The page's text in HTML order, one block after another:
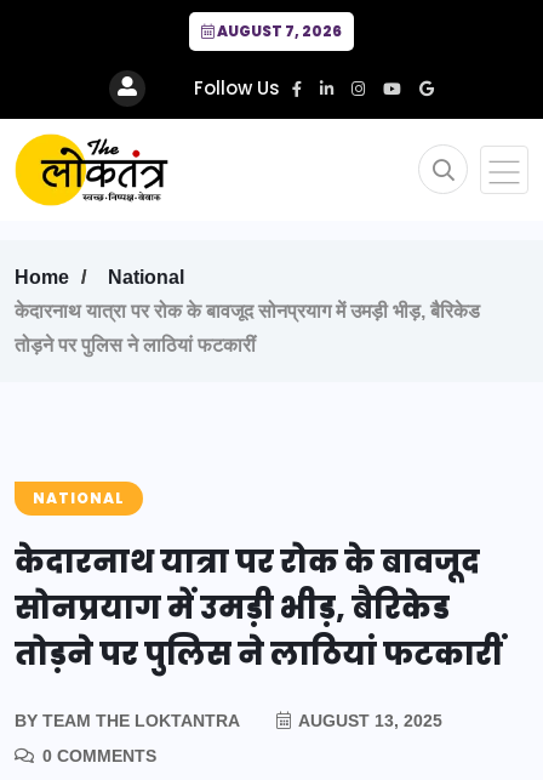
AUGUST 7, 2026
Follow Us
Home
National
केदारनाथ यात्रा पर रोक के बावजूद सोनप्रयाग में उमड़ी भीड़, बैरिकेड
तोड़ने पर पुलिस ने लाठियां फटकारीं
NATIONAL
केदारनाथ यात्रा पर रोक के बावजूद
सोनप्रयाग में उमड़ी भीड़, बैरिकेड
तोड़ने पर पुलिस ने लाठियां फटकारीं
BY TEAM THE LOKTANTRA
AUGUST 13, 2025
0 COMMENTS